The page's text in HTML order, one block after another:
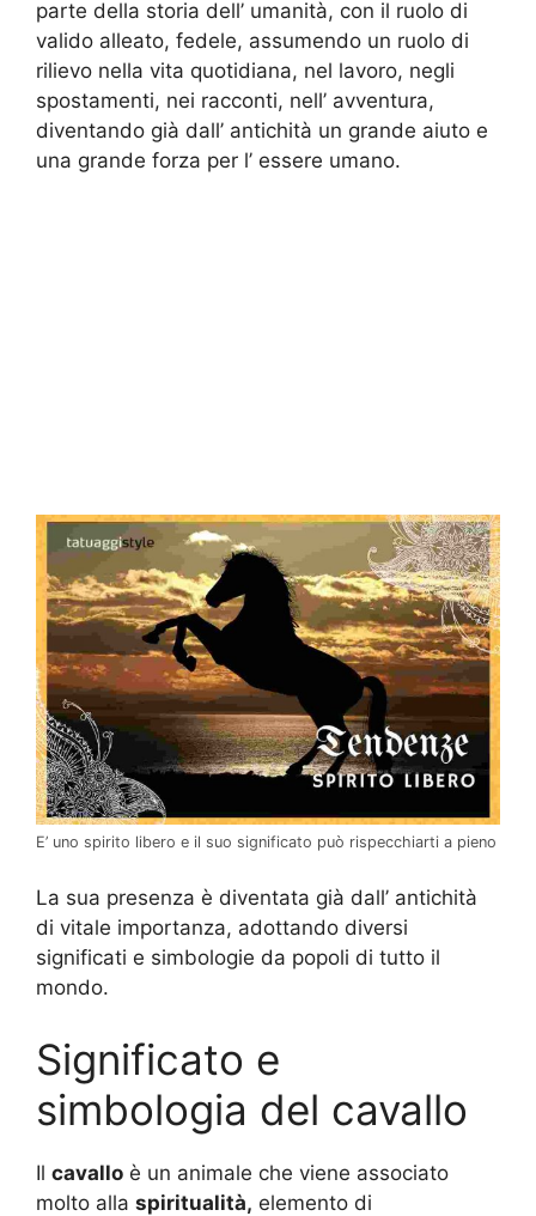
parte della storia dell’ umanità, con il ruolo di
valido alleato, fedele, assumendo un ruolo di
rilievo nella vita quotidiana, nel lavoro, negli
spostamenti, nei racconti, nell’ avventura,
diventando già dall’ antichità un grande aiuto e
una grande forza per l’ essere umano.
E’ uno spirito libero e il suo significato può rispecchiarti a pieno
La sua presenza è diventata già dall’ antichità
di vitale importanza, adottando diversi
significati e simbologie da popoli di tutto il
mondo.
Significato e
simbologia del cavallo
Il cavallo è un animale che viene associato
molto alla spiritualità, elemento di